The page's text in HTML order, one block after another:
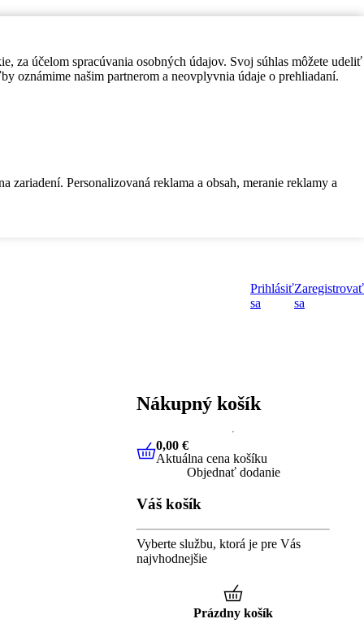
za účelom spracúvania osobných údajov. Svoj súhlas môžete udeliť
oznámime našim partnerom a neovplyvnia údaje o prehliadaní.
Personalizovaná reklama a obsah, meranie reklamy a
Prihlásiť
sa
Zaregistrovať
sa
Nákupný košík
0,00 €Aktuálna cena košíku
0,00 €
Aktuálna cena košíku
Objednať dodanie
Váš košík
Vyberte službu, ktorá je pre Vás
najvhodnejšie
Prázdny košík